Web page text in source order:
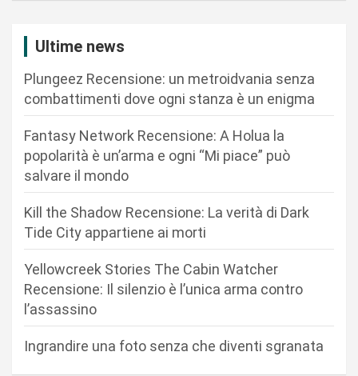
Ultime news
Plungeez Recensione: un metroidvania senza
combattimenti dove ogni stanza è un enigma
Fantasy Network Recensione: A Holua la
popolarità è un’arma e ogni “Mi piace” può
salvare il mondo
Kill the Shadow Recensione: La verità di Dark
Tide City appartiene ai morti
Yellowcreek Stories The Cabin Watcher
Recensione: Il silenzio è l’unica arma contro
l’assassino
Ingrandire una foto senza che diventi sgranata